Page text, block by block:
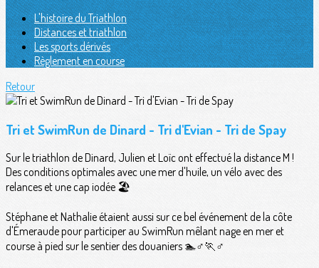
L'histoire du Triathlon
Distances et triathlon
Les sports dérivés
Règlement en course
Retour
Tri et SwimRun de Dinard - Tri d'Evian - Tri de Spay
Sur le triathlon de Dinard, Julien et Loïc ont effectué la distance M !
Des conditions optimales avec une mer d'huile, un vélo avec des
relances et une cap iodée 🏖
Stéphane et Nathalie étaient aussi sur ce bel événement de la côte
d'Émeraude pour participer au SwimRun mêlant nage en mer et
course à pied sur le sentier des douaniers 🏊♂️🏃♂️